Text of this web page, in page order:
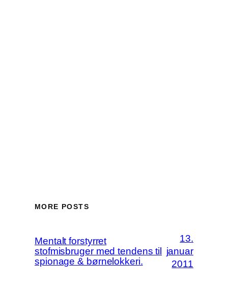
MORE POSTS
Mentalt forstyrret
stofmisbruger med tendens til
spionage & børnelokkeri.
13.
januar
2011